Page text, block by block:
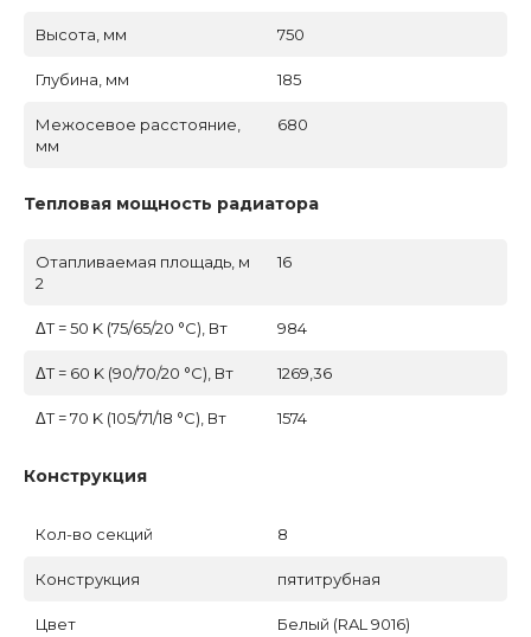
Высота, мм 750
Глубина, мм 185
Межосевое расстояние,
мм
680
Тепловая мощность радиатора
Отапливаемая площадь, м
2
16
ΔT = 50 K (75/65/20 °C), Вт 984
ΔT = 60 K (90/70/20 °C), Вт 1269,36
ΔT = 70 K (105/71/18 °C), Вт 1574
Конструкция
Кол-во секций 8
Конструкция пятитрубная
Цвет Белый (RAL 9016)